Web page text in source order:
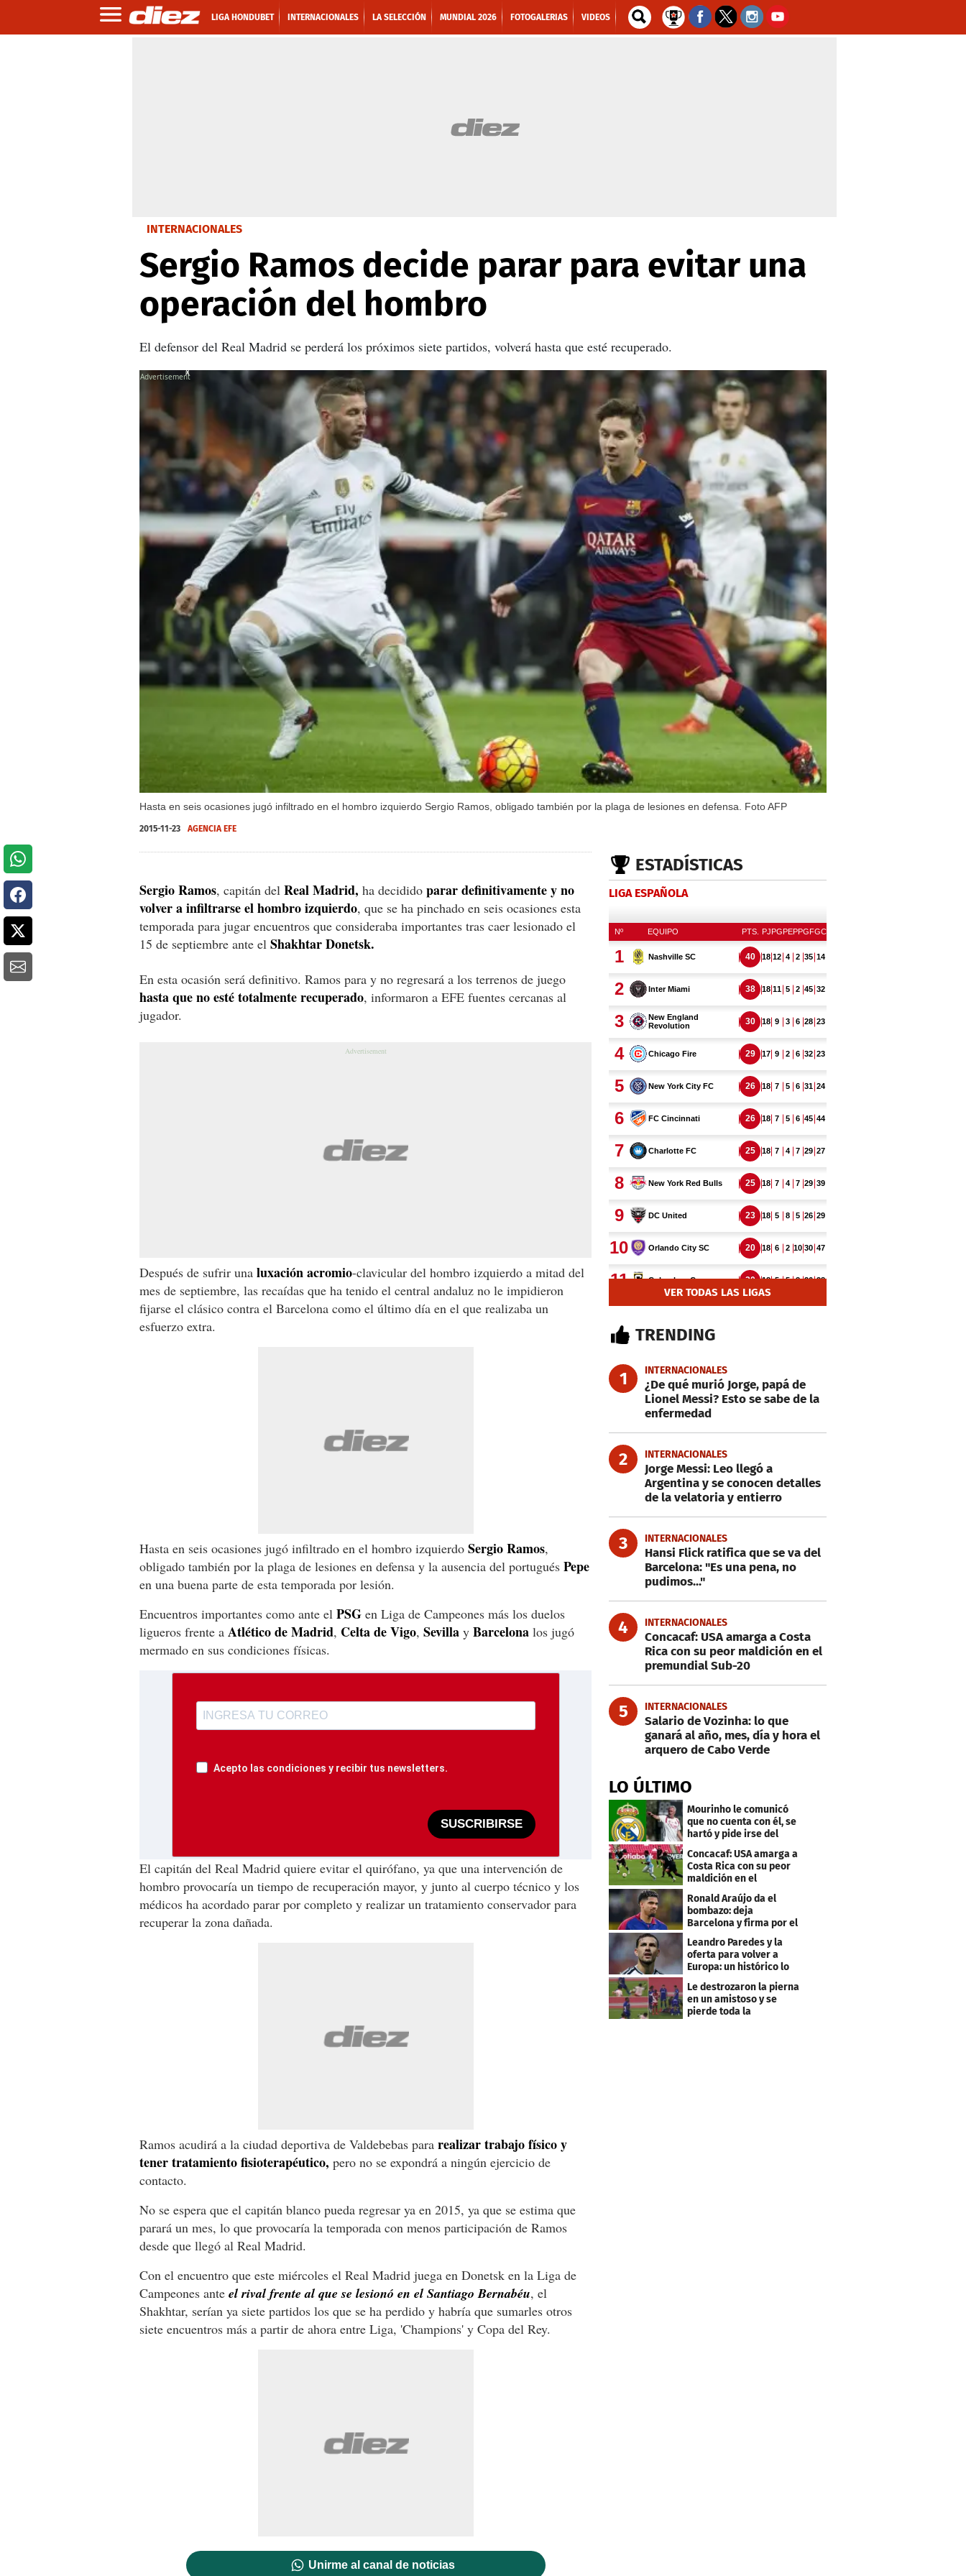
LIGA HONDUBET INTERNACIONALES LA SELECCIÓN MUNDIAL 2026 FOTOGALERIAS VIDEOS
INTERNACIONALES
Sergio Ramos decide parar para evitar una
operación del hombro
El defensor del Real Madrid se perderá los próximos siete partidos, volverá hasta que esté recuperado.
Hasta en seis ocasiones jugó infiltrado en el hombro izquierdo Sergio Ramos, obligado también por la plaga de lesiones en defensa. Foto AFP
X
2015-11-23 AGENCIA EFE
Sergio Ramos, capitán del Real Madrid, ha decidido parar definitivamente y no
volver a infiltrarse el hombro izquierdo, que se ha pinchado en seis ocasiones esta
temporada para jugar encuentros que consideraba importantes tras caer lesionado el
15 de septiembre ante el Shakhtar Donetsk.
En esta ocasión será definitivo. Ramos para y no regresará a los terrenos de juego
hasta que no esté totalmente recuperado, informaron a EFE fuentes cercanas al
jugador.
Después de sufrir una luxación acromio-clavicular del hombro izquierdo a mitad del
mes de septiembre, las recaídas que ha tenido el central andaluz no le impidieron
fijarse el clásico contra el Barcelona como el último día en el que realizaba un
esfuerzo extra.
Hasta en seis ocasiones jugó infiltrado en el hombro izquierdo Sergio Ramos,
obligado también por la plaga de lesiones en defensa y la ausencia del portugués Pepe
en una buena parte de esta temporada por lesión.
Encuentros importantes como ante el PSG en Liga de Campeones más los duelos
ligueros frente a Atlético de Madrid, Celta de Vigo, Sevilla y Barcelona los jugó
mermado en sus condiciones físicas.
Acepto las condiciones y recibir tus newsletters.
SUSCRIBIRSE
El capitán del Real Madrid quiere evitar el quirófano, ya que una intervención de
hombro provocaría un tiempo de recuperación mayor, y junto al cuerpo técnico y los
médicos ha acordado parar por completo y realizar un tratamiento conservador para
recuperar la zona dañada.
Ramos acudirá a la ciudad deportiva de Valdebebas para realizar trabajo físico y
tener tratamiento fisioterapéutico, pero no se expondrá a ningún ejercicio de
contacto.
No se espera que el capitán blanco pueda regresar ya en 2015, ya que se estima que
parará un mes, lo que provocaría la temporada con menos participación de Ramos
desde que llegó al Real Madrid.
Con el encuentro que este miércoles el Real Madrid juega en Donetsk en la Liga de
Campeones ante el rival frente al que se lesionó en el Santiago Bernabéu, el
Shakhtar, serían ya siete partidos los que se ha perdido y habría que sumarles otros
siete encuentros más a partir de ahora entre Liga, 'Champions' y Copa del Rey.
Unirme al canal de noticias
ESTADÍSTICAS
LIGA ESPAÑOLA
VER TODAS LAS LIGAS
TRENDING
1 INTERNACIONALES
¿De qué murió Jorge, papá de
Lionel Messi? Esto se sabe de la
enfermedad
2 INTERNACIONALES
Jorge Messi: Leo llegó a
Argentina y se conocen detalles
de la velatoria y entierro
3 INTERNACIONALES
Hansi Flick ratifica que se va del
Barcelona: "Es una pena, no
pudimos..."
4 INTERNACIONALES
Concacaf: USA amarga a Costa
Rica con su peor maldición en el
premundial Sub-20
5 INTERNACIONALES
Salario de Vozinha: lo que
ganará al año, mes, día y hora el
arquero de Cabo Verde
LO ÚLTIMO
Mourinho le comunicó
que no cuenta con él, se
hartó y pide irse del
Concacaf: USA amarga a
Costa Rica con su peor
maldición en el
premundial Sub-20
Ronald Araújo da el
bombazo: deja
Barcelona y firma por el
club menos pensado
Leandro Paredes y la
oferta para volver a
Europa: un histórico lo
Le destrozaron la pierna
en un amistoso y se
pierde toda la